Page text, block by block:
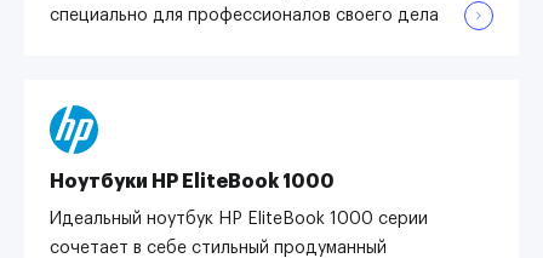
специально для профессионалов своего дела
Ноутбуки HP EliteBook 1000
Идеальный ноутбук HP EliteBook 1000 серии
сочетает в себе стильный продуманный